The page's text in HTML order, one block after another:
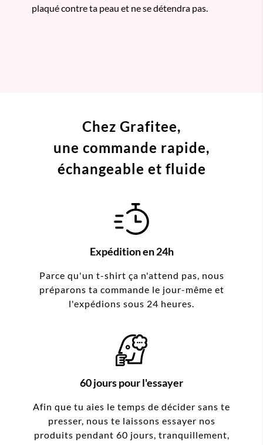
plaqué contre ta peau et ne se détendra pas.
Chez Grafitee,
une commande rapide,
échangeable et fluide
Expédition en 24h
Parce qu'un t-shirt ça n'attend pas, nous
préparons ta commande le jour-même et
l'expédions sous 24 heures.
60 jours pour l'essayer
Afin que tu aies le temps de décider sans te
presser, nous te laissons essayer nos
produits pendant 60 jours, tranquillement,